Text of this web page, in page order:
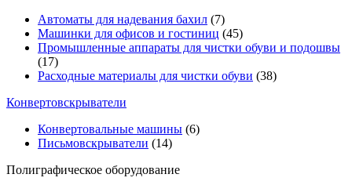
Автоматы для надевания бахил (7)
Машинки для офисов и гостиниц (45)
Промышленные аппараты для чистки обуви и подошвы
(17)
Расходные материалы для чистки обуви (38)
Конвертовскрыватели
Конвертовальные машины (6)
Письмовскрыватели (14)
Полиграфическое оборудование